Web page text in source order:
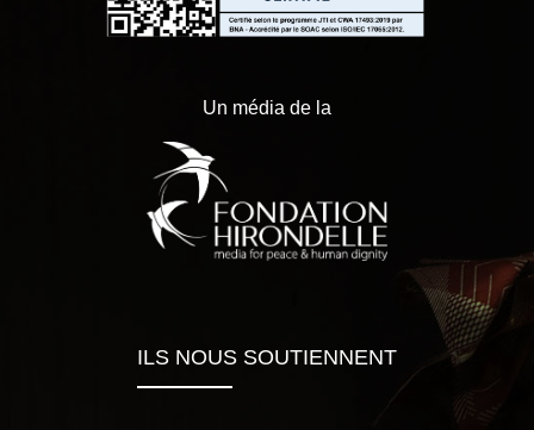
Un média de la
ILS NOUS SOUTIENNENT